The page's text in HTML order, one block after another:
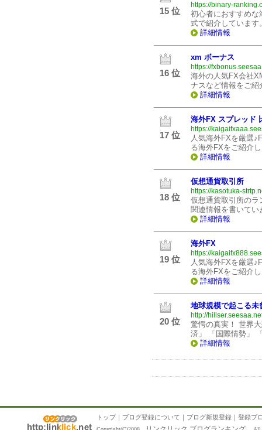
15 位
https://binary-
初心者におすすめな
式で紹介しています
詳細情報
16 位
xm ボーナス
https://
海外の人気FX会社
ナスなど情報をご紹
詳細情報
17 位
海外FX スプレッド
https://
人気海外FXを厳選
る海外FXをご紹介
詳細情報
18 位
仮想通貨取引所
https://kasotuka-
仮想通貨取引所のラ
関連情報を書いてい
詳細情報
19 位
海外FX
https://
人気海外FXを厳選
る海外FXをご紹介
詳細情報
20 位
地球規模で起こる未
http://
驚愕の真実！ 世界
済」 「国際情勢」
詳細情報
トップ｜ ブログ登録について ｜ ブログ新規登録 ｜ 登録ブ